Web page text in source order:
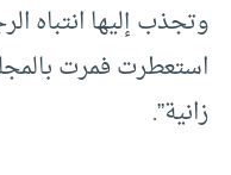
وتجذب إليها انتباه
استعطرت فمرت
زانية”.